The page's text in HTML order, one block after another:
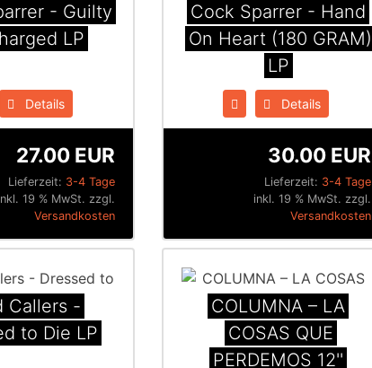
- Guilty
LP
Details
Lieferzeit: 3-4 Tage
27.00 EUR
19 % MwSt. zzgl.
Versandkosten
Cock Sparrer - Hand
On Heart (180 GRAM)
LP
Details
Lieferzeit: 3-4 Tage
30.00 EUR
inkl. 19 % MwSt. zzgl.
Versandkosten
Callers -
to Die LP
COLUMNA – LA
COSAS QUE
PERDEMOS 12''